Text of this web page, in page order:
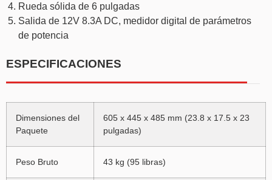
Rueda sólida de 6 pulgadas
Salida de 12V 8.3A DC, medidor digital de parámetros
de potencia
ESPECIFICACIONES
Dimensiones del
Paquete
605 x 445 x 485 mm (23.8 x 17.5 x 23
pulgadas)
Peso Bruto 43 kg (95 libras)